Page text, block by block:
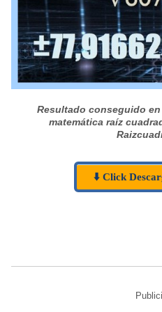
Resultado conseguido
matemática raíz
⬇️ Click